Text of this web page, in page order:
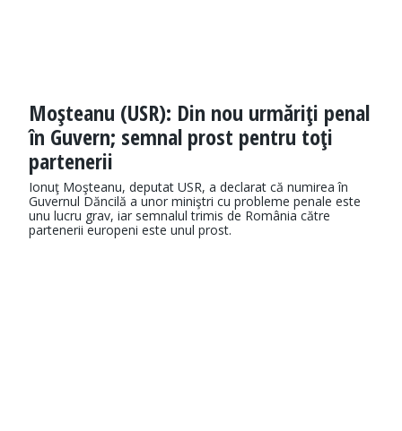
Moşteanu (USR): Din nou urmăriţi penal
în Guvern; semnal prost pentru toţi
partenerii
Ionuţ Moşteanu, deputat USR, a declarat că numirea în
Guvernul Dăncilă a unor miniştri cu probleme penale este
unu lucru grav, iar semnalul trimis de România către
partenerii europeni este unul prost.